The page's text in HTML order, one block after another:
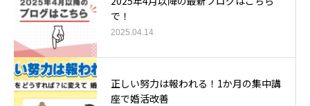
で！
2025.04.14
正しい努力は報われる！1か月の集中講
座で婚活改善